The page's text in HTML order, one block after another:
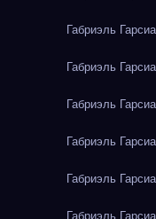
Габриэль
Габриэль
Габриэль
Габриэль
Габриэль
Габриэль